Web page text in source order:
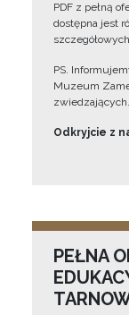
PDF z pełną
dostępna jest
PS.
Muzeum
zwiedzających.
Odkryjcie z
PEŁNA